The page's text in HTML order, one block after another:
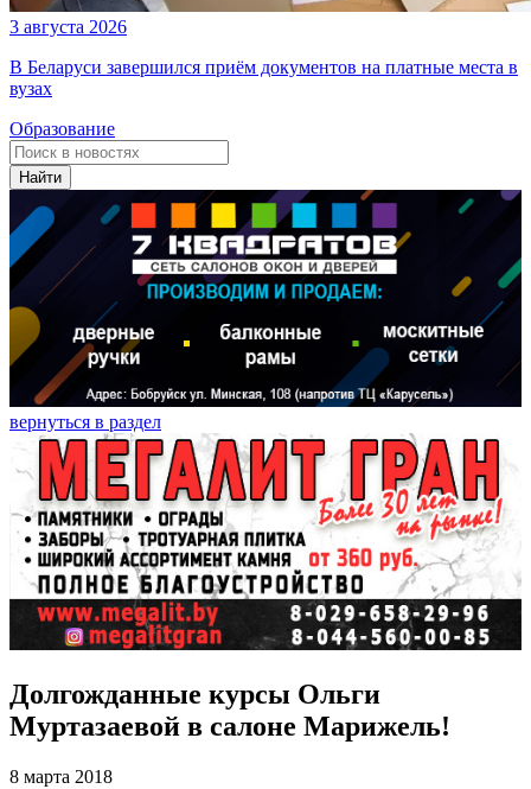
3 августа 2026
В Беларуси завершился приём документов на платные места в
вузах
Образование
Найти
вернуться в раздел
Долгожданные курсы Ольги
Муртазаевой в салоне Марижель!
8 марта 2018